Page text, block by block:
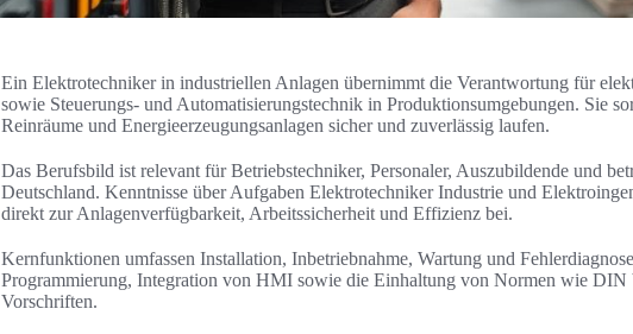
Ein Elektrotechniker in industriellen Anlagen übernimmt die Verantwortung für
sowie Steuerungs- und Automatisierungstechnik in Produktionsumgebungen. Sie
Reinräume und Energieerzeugungsanlagen sicher und zuverlässig laufen.
Das Berufsbild ist relevant für Betriebstechniker, Personaler, Auszubildende und
Deutschland. Kenntnisse über Aufgaben Elektrotechniker Industrie und
direkt zur Anlagenverfügbarkeit, Arbeitssicherheit und Effizienz bei.
Kernfunktionen umfassen Installation, Inbetriebnahme, Wartung und
Programmierung, Integration von HMI sowie die Einhaltung von Normen wie
Vorschriften.